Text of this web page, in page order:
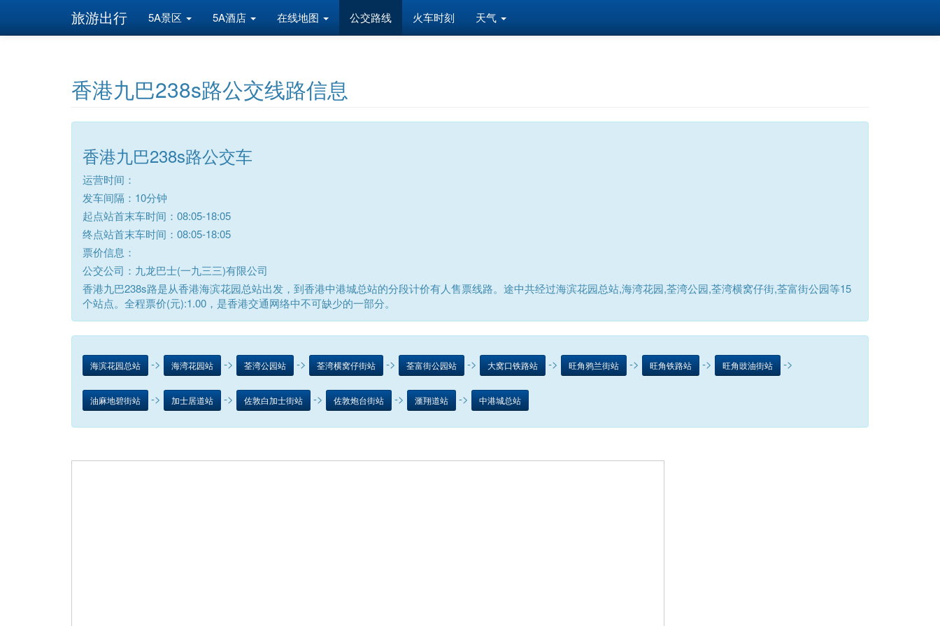
旅游出行 5A景区 5A酒店 在线地图 公交路线 火车时刻 天气
香港九巴238s路公交线路信息
香港九巴238s路公交车
运营时间：
发车间隔：10分钟
起点站首末车时间：08:05-18:05
终点站首末车时间：08:05-18:05
票价信息：
公交公司：九龙巴士(一九三三)有限公司
香港九巴238s路是从香港海滨花园总站出发，到香港中港城总站的分段计价有人售票线路。途中共经过海滨花园总站,海湾花园,荃湾公园,荃湾横窝仔街,荃富街公园等15
个站点。全程票价(元):1.00，是香港交通网络中不可缺少的一部分。
海滨花园总站 -> 海湾花园站 -> 荃湾公园站 -> 荃湾横窝仔街站 -> 荃富街公园站 -> 大窝口铁路站 -> 旺角鸦兰街站 -> 旺角铁路站 -> 旺角豉油街站 ->
油麻地碧街站 -> 加士居道站 -> 佐敦白加士街站 -> 佐敦炮台街站 -> 滙翔道站 -> 中港城总站